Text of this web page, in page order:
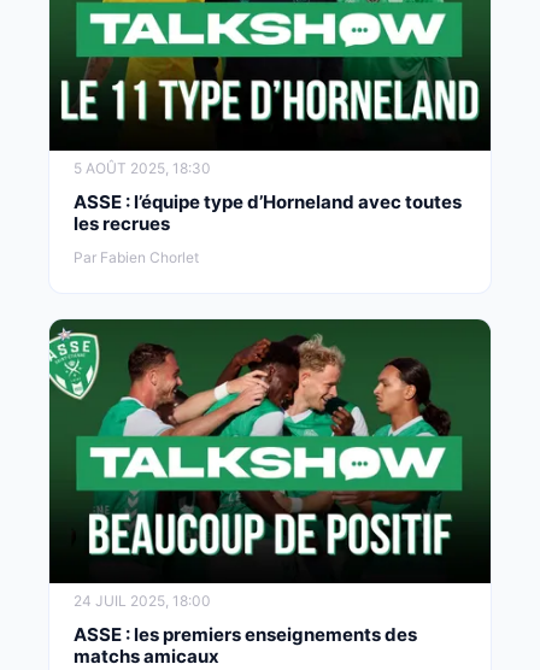
5 AOÛT 2025, 18:30
ASSE : l’équipe type d’Horneland avec toutes
les recrues
Par Fabien Chorlet
24 JUIL 2025, 18:00
ASSE : les premiers enseignements des
matchs amicaux